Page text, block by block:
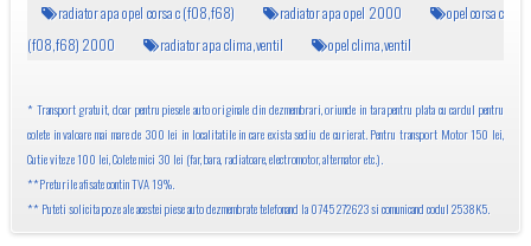
radiator apa opel corsa c (f08,f68) radiator apa opel 2000
opel corsa c
(f08,f68) 2000
radiator apa clima,ventil opel clima,ventil
* Transport gratuit, doar pentru piesele auto originale din dezmembrari, oriunde in tara pentru plata cu cardul pentru
colete in valoare mai mare de 300 lei in localitatile in care exista sediu de curierat. Pentru transport Motor 150 lei,
Cutie viteze 100 lei, Colete mici 30 lei (far, bara, radiatoare, electromotor, alternator etc.).
**Preturile afisate contin TVA 19%.
** Puteti solicita poze ale acestei piese auto dezmembrate telefonand la 0745 272623 si comunicand codul 2538K5.